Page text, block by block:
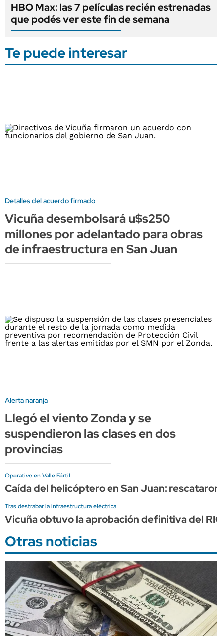
HBO Max: las 7 películas recién estrenadas
que podés ver este fin de semana
Te puede interesar
Detalles del acuerdo firmado
Vicuña desembolsará u$s250
millones por adelantado para obras
de infraestructura en San Juan
Alerta naranja
Llegó el viento Zonda y se
suspendieron las clases en dos
provincias
Operativo en Valle Fértil
Caída del helicóptero en San Juan:
Tras destrabar la infraestructura eléctrica
Vicuña obtuvo la aprobación definitiva del
Otras noticias